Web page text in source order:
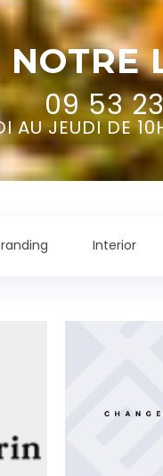
09 53
AU JEUDI DE
Interior